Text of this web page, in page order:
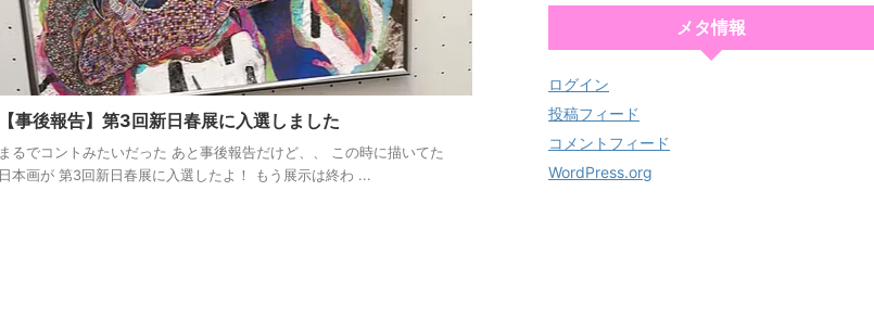
【事後報告】第3回新日春展に入選しました
まるでコントみたいだった あと事後報告だけど、、 この時に描いてた
日本画が 第3回新日春展に入選したよ！ もう展示は終わ ...
メタ情報
ログイン
投稿フィード
コメントフィード
WordPress.org